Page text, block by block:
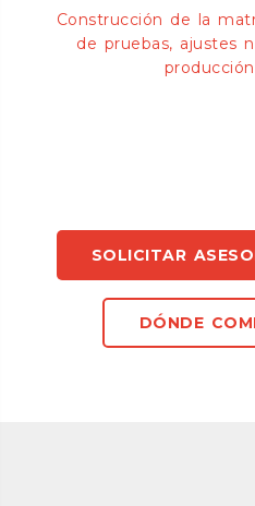
Construcción de la
de pruebas, ajustes
SOLICITAR
DÓNDE